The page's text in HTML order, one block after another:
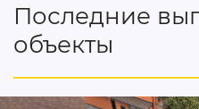
Последние
объекты